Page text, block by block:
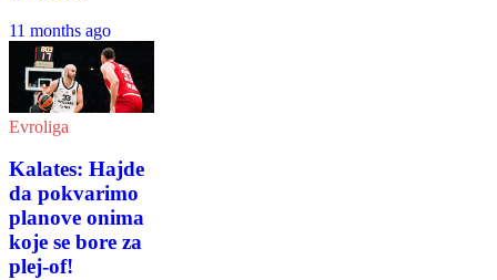
11 months ago
Evroliga
Kalates: Hajde
da pokvarimo
planove onima
koje se bore za
plej-of!